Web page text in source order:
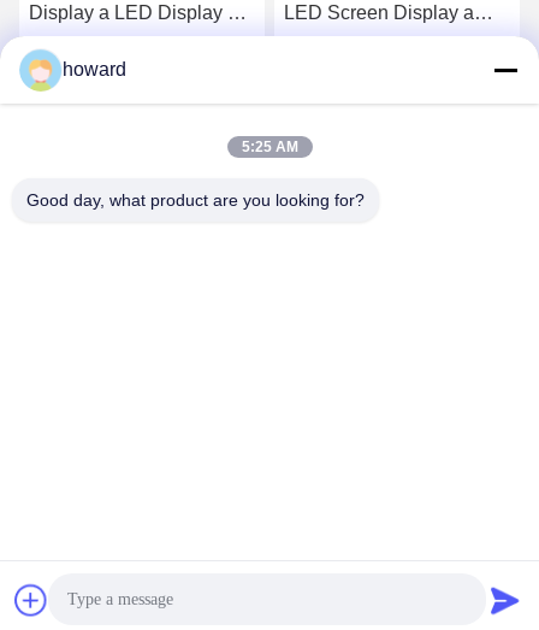
LED Screen Display a
LED all'interno
Ottenga il migliore prezzo
Home Theater Fine Pitch
Cob P0.9
Ottenga il migliore prezzo
Cina Buona Qualità Display a LED pubblicitario esterno Fornitore. 2024-
2026 Shenzhen H&S Innovation Technology Co., Ltd Tutti i diritti riservati.
howard
5:25 AM
Good day, what product are you looking for?